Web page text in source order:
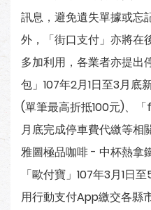
訊息，避免遺失單據或忘
外，「街口支付」亦將在
多加利用，各業者亦提出
包」107年2月1日至3月底
(單筆最高折抵100元)、
月底完成停車費代繳等相
雅圖極品咖啡 - 中杯熱拿
「歐付寶」107年3月1日
用行動支付App繳交各縣